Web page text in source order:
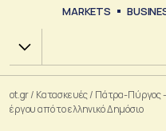
MARKETS
Χ.Α.
ot.gr/ Κατασκευές/ Πάτρα-Πύργος
έργου από το ελληνικό Δημόσιο